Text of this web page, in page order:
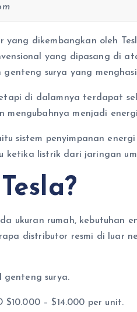
dikembangkan oleh
yang dipasang di
genteng surya yang
di dalamnya terdapat sel
mengubahnya menjadi
sistem penyimpanan
ketika listrik dari jaringan
ukuran rumah, kebutuhan
distributor resmi di luar
genteng surya.
$10.000 – $14.000 per unit.